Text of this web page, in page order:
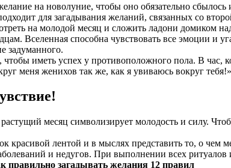
на новолуние, чтобы оно обязательно сбылось
для загадывания желаний, связанных со
на молодой месяц и сложить ладони домиком
Вселенная способна чувствовать все эмоции и
задуманного.
иметь успех у противоположного пола. В час,
меня женихов так же, как я увиваюсь вокруг тебя!»
месяц символизирует молодость и силу.
красивой лентой и в мыслях представить то, о чем
и недугов. При выполнении всех ритуалов
правильно загадывать желания 12 правил